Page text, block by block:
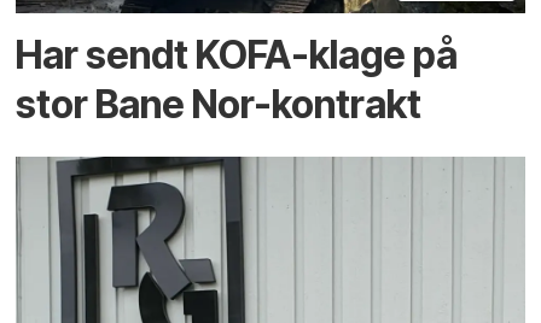
Har sendt KOFA-klage på
stor Bane Nor-kontrakt